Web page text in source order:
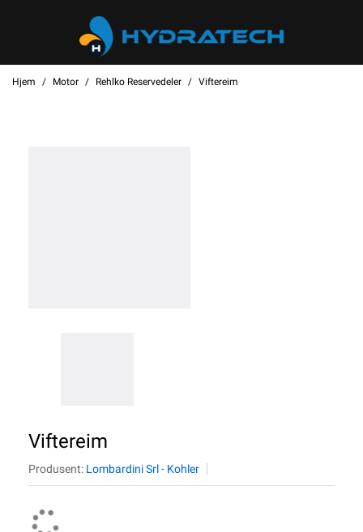
Hjem Motor Rehlko Reservedeler Viftereim
Viftereim
Produsent: Lombardini Srl - Kohler